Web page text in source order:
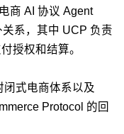
商 AI 协议 Agent
系，其中 UCP 负责
授权和结算。
式电商体系以及
Protocol 的回